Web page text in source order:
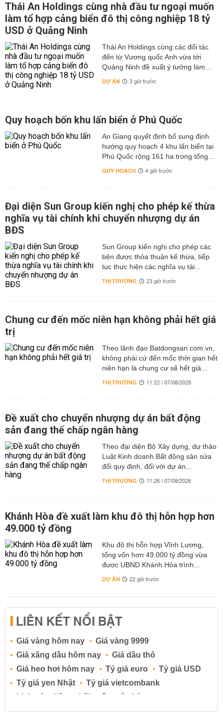
Thái An Holdings cùng nhà đầu tư ngoại muốn
làm tổ hợp cảng biển đô thị công nghiệp 18 tỷ
USD ở Quảng Ninh
Thái An Holdings cùng các đối tác
đến từ Vương quốc Anh vừa tới
Quảng Ninh đề xuất ý tưởng làm...
DỰ ÁN 3 giờ trước
Quy hoạch bốn khu lấn biển ở Phú Quốc
An Giang quyết định bổ sung định
hướng quy hoạch 4 khu lấn biển tại
Phú Quốc rộng 161 ha trong tổng...
QUY HOẠCH 4 giờ trước
Đại diện Sun Group kiến nghị cho phép kế thừa
nghĩa vụ tài chính khi chuyển nhượng dự án
BĐS
Sun Group kiến nghị cho phép các
bên được thỏa thuận kế thừa, tiếp
tục thực hiện các nghĩa vụ tài...
THỊ TRƯỜNG 23 giờ trước
Chung cư đến mốc niên hạn không phải hết giá
trị
Theo lãnh đạo Batdongsan.com.vn,
không phải cứ đến mốc thời gian hết
niên hạn là chung cư sẽ hết giá...
THỊ TRƯỜNG 11:22 | 07/08/2026
Đề xuất cho chuyển nhượng dự án bất động
sản đang thế chấp ngân hàng
Theo đại diện Bộ Xây dựng, dự thảo
Luật Kinh doanh Bất động sản sửa
đổi quy định, đối với dự án...
THỊ TRƯỜNG 11:26 | 07/08/2026
Khánh Hòa đề xuất làm khu đô thị hỗn hợp hơn
49.000 tỷ đồng
Khu đô thị hỗn hợp Vĩnh Lương,
tổng vốn hơn 49.000 tỷ đồng vừa
được UBND Khánh Hòa trình...
DỰ ÁN 22 giờ trước
LIÊN KẾT NỔI BẬT
Giá vàng hôm nay
Giá vàng 9999
Giá xăng dầu hôm nay
Giá dầu thô
Giá heo hơi hôm nay
Tỷ giá euro
Tỷ giá USD
Tỷ giá yen Nhật
Tỷ giá vietcombank
Lịch cúp điện
Lãi suất ngân hàng
Lãi suất tiết kiệm
Lãi suất tiền gửi